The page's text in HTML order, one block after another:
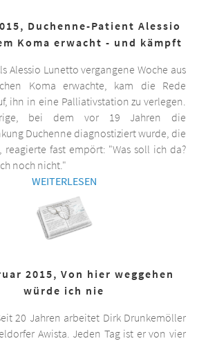
Duchenne-Patient Alessio
Koma erwacht - und kämpft
Alessio Lunetto vergangene Woche aus
Koma erwachte, kam die Rede
ihn in eine Palliativstation zu verlegen.
bei dem vor 19 Jahren die
Duchenne diagnostiziert wurde, die
reagierte fast empört: "Was soll ich da?
noch nicht."
WEITERLESEN
2015, Von hier weggehen
würde ich nie
20 Jahren arbeitet Dirk Drunkemöller
Awista. Jeden Tag ist er von vier